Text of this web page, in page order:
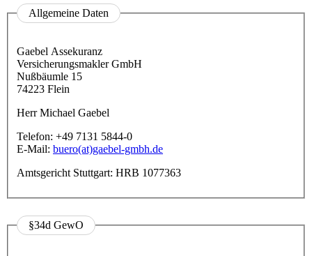
Allgemeine Daten
Gaebel Assekuranz
Versicherungsmakler GmbH
Nußbäumle 15
74223 Flein
Herr Michael Gaebel
Telefon: +49 7131 5844-0
E-Mail: buero(at)gaebel-gmbh.de
Amtsgericht Stuttgart: HRB 1077363
§34d GewO